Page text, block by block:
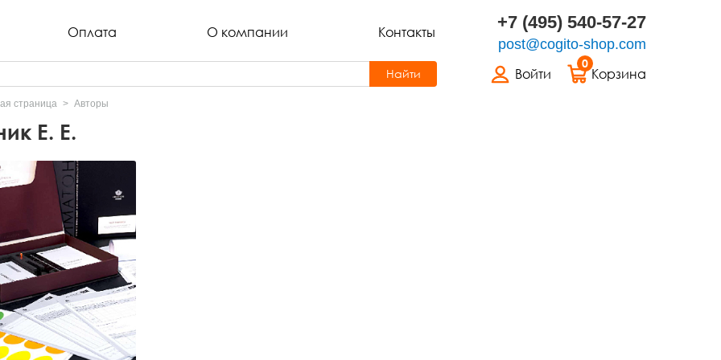
Оплата О компании Контакты +7 (495) 540-57-27
post@cogito-shop.com
Войти
0
Корзина
Найти
страница Авторы
Е. Е.